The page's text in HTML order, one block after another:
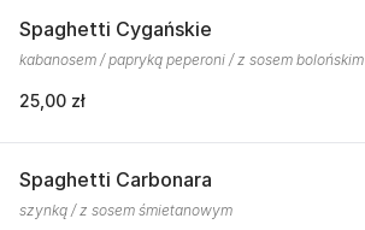
Spaghetti Cygańskie
kabanosem / papryką peperoni / z sosem bolońskim
25,00 zł
Spaghetti Carbonara
szynką / z sosem śmietanowym